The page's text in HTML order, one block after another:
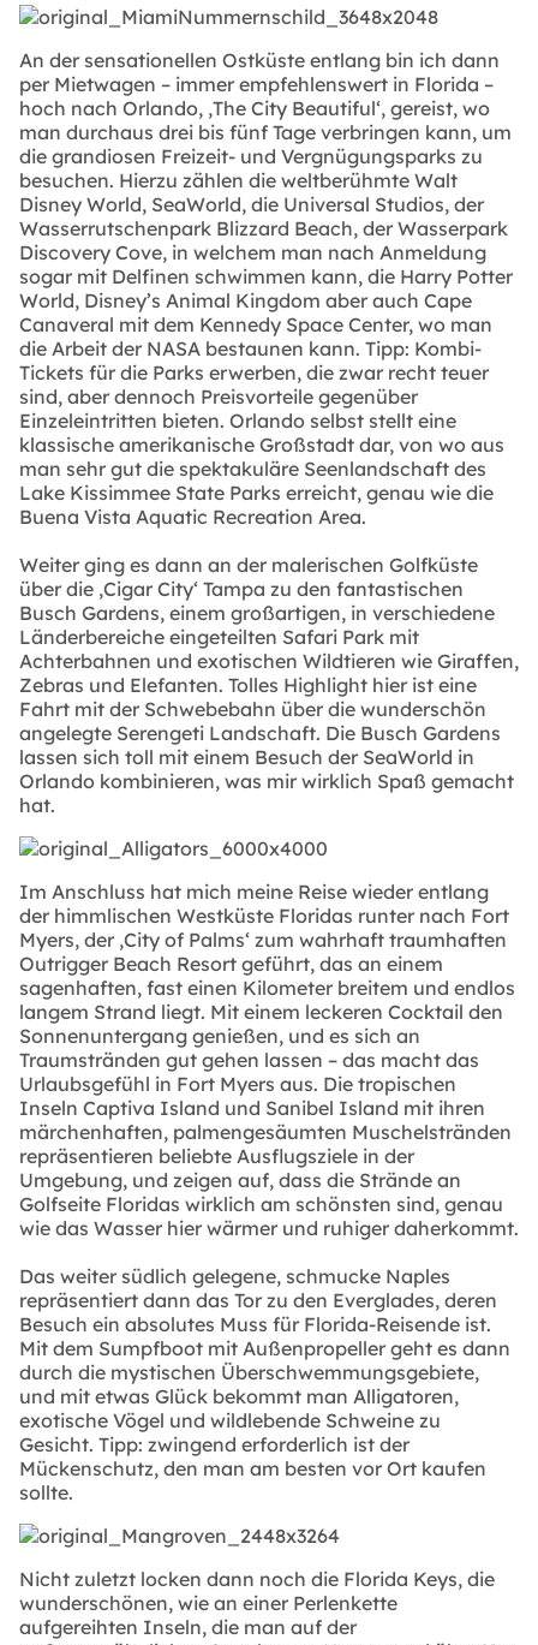
An der sensationellen Ostküste entlang bin ich dann
per Mietwagen – immer empfehlenswert in Florida –
hoch nach Orlando, ‚The City Beautiful‘, gereist, wo
man durchaus drei bis fünf Tage verbringen kann, um
die grandiosen Freizeit- und Vergnügungsparks zu
besuchen. Hierzu zählen die weltberühmte Walt
Disney World, SeaWorld, die Universal Studios, der
Wasserrutschenpark Blizzard Beach, der Wasserpark
Discovery Cove, in welchem man nach Anmeldung
sogar mit Delfinen schwimmen kann, die Harry Potter
World, Disney’s Animal Kingdom aber auch Cape
Canaveral mit dem Kennedy Space Center, wo man
die Arbeit der NASA bestaunen kann. Tipp: Kombi-
Tickets für die Parks erwerben, die zwar recht teuer
sind, aber dennoch Preisvorteile gegenüber
Einzeleintritten bieten. Orlando selbst stellt eine
klassische amerikanische Großstadt dar, von wo aus
man sehr gut die spektakuläre Seenlandschaft des
Lake Kissimmee State Parks erreicht, genau wie die
Buena Vista Aquatic Recreation Area.
Weiter ging es dann an der malerischen Golfküste
über die ‚Cigar City‘ Tampa zu den fantastischen
Busch Gardens, einem großartigen, in verschiedene
Länderbereiche eingeteilten Safari Park mit
Achterbahnen und exotischen Wildtieren wie Giraffen,
Zebras und Elefanten. Tolles Highlight hier ist eine
Fahrt mit der Schwebebahn über die wunderschön
angelegte Serengeti Landschaft. Die Busch Gardens
lassen sich toll mit einem Besuch der SeaWorld in
Orlando kombinieren, was mir wirklich Spaß gemacht
hat.
Im Anschluss hat mich meine Reise wieder entlang
der himmlischen Westküste Floridas runter nach Fort
Myers, der ‚City of Palms‘ zum wahrhaft traumhaften
Outrigger Beach Resort geführt, das an einem
sagenhaften, fast einen Kilometer breitem und endlos
langem Strand liegt. Mit einem leckeren Cocktail den
Sonnenuntergang genießen, und es sich an
Traumstränden gut gehen lassen – das macht das
Urlaubsgefühl in Fort Myers aus. Die tropischen
Inseln Captiva Island und Sanibel Island mit ihren
märchenhaften, palmengesäumten Muschelstränden
repräsentieren beliebte Ausflugsziele in der
Umgebung, und zeigen auf, dass die Strände an
Golfseite Floridas wirklich am schönsten sind, genau
wie das Wasser hier wärmer und ruhiger daherkommt.
Das weiter südlich gelegene, schmucke Naples
repräsentiert dann das Tor zu den Everglades, deren
Besuch ein absolutes Muss für Florida-Reisende ist.
Mit dem Sumpfboot mit Außenpropeller geht es dann
durch die mystischen Überschwemmungsgebiete,
und mit etwas Glück bekommt man Alligatoren,
exotische Vögel und wildlebende Schweine zu
Gesicht. Tipp: zwingend erforderlich ist der
Mückenschutz, den man am besten vor Ort kaufen
sollte.
Nicht zuletzt locken dann noch die Florida Keys, die
wunderschönen, wie an einer Perlenkette
aufgereihten Inseln, die man auf der